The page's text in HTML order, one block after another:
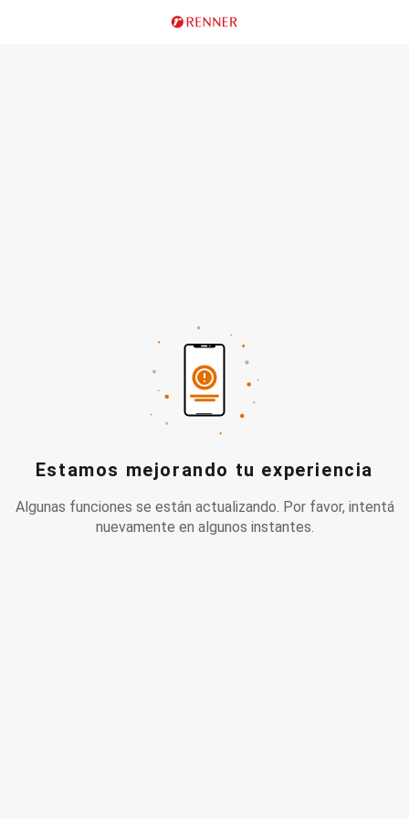
Estamos mejorando tu experiencia
Algunas funciones se están actualizando. Por favor, intentá
nuevamente en algunos instantes.